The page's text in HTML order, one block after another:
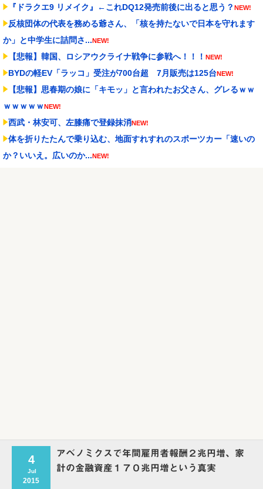
『ドラクエ9 リメイク』←これDQ12発売前後に出ると思う？ NEW!
反核団体の代表を務める爺さん、「核を持たないで日本を守れます
か」と中学生に詰問さ...NEW!
【悲報】韓国、ロシアウクライナ戦争に参戦へ！！！ NEW!
BYDの軽EV「ラッコ」受注が700台超 7月販売は125台NEW!
【悲報】思春期の娘に「キモッ」と言われたお父さん、グレるｗｗ
ｗｗｗｗｗNEW!
西武・林安可、左膝痛で登録抹消NEW!
体を折りたたんで乗り込む、地面すれすれのスポーツカー「速いの
か？いいえ。広いのか...NEW!
4
Jul
2015
アベノミクスで年間雇用者報酬２兆円増、家
計の金融資産１７０兆円増という真実